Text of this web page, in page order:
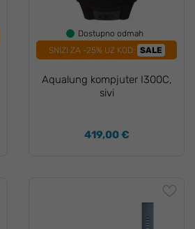
Dostupno odmah
SNIZI ZA -25% UZ KOD: SALE
Aqualung kompjuter I300C,
sivi
419,00 €